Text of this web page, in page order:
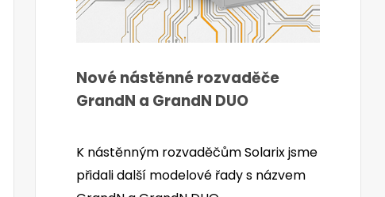
Nové nástěnné rozvaděče
GrandN a GrandN DUO
K nástěnným rozvaděčům Solarix jsme
přidali další modelové řady s názvem